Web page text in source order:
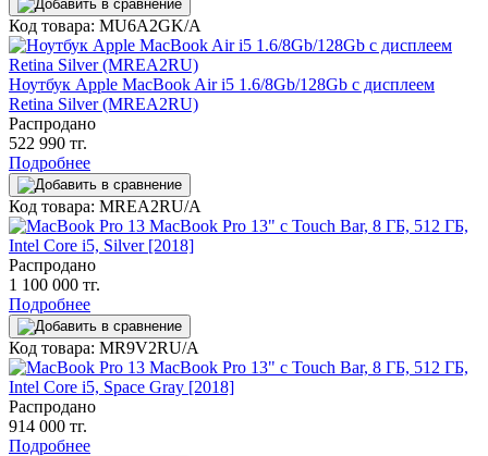
Код товара: MU6A2GK/A
Ноутбук Apple MacBook Air i5 1.6/8Gb/128Gb с дисплеем
Retina Silver (MREA2RU)
Распродано
522 990 тг.
Подробнее
Код товара: MREA2RU/A
MacBook Pro 13" с Touch Bar, 8 ГБ, 512 ГБ,
Intel Core i5, Silver [2018]
Распродано
1 100 000 тг.
Подробнее
Код товара: MR9V2RU/A
MacBook Pro 13" с Touch Bar, 8 ГБ, 512 ГБ,
Intel Core i5, Space Gray [2018]
Распродано
914 000 тг.
Подробнее